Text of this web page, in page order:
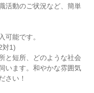
活動のご状況など、簡単
可能です。
対1)
と短所、どのような社会
います。和やかな雰囲気
さい！